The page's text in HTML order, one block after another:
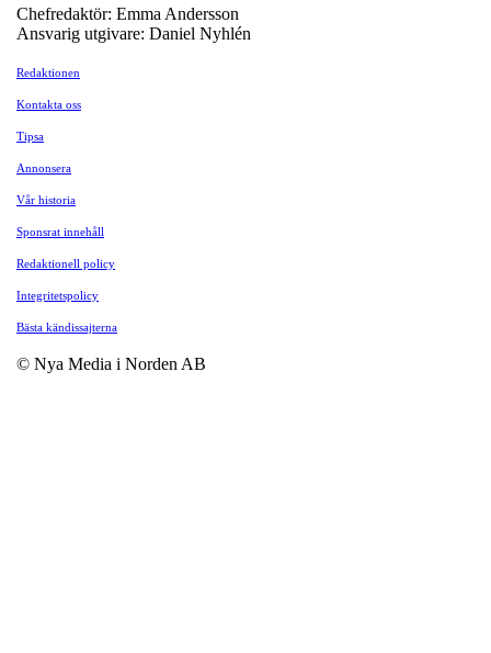
Chefredaktör: Emma Andersson
Ansvarig utgivare: Daniel Nyhlén
Redaktionen
Kontakta oss
Tipsa
Annonsera
Vår historia
Sponsrat innehåll
Redaktionell policy
Integritetspolicy
Bästa kändissajterna
© Nya Media i Norden AB